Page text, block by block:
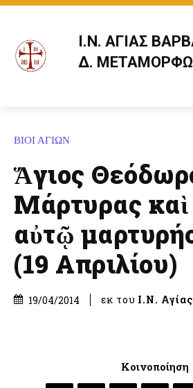
Ι.Ν. ΑΓΙΑΣ
Δ.
ΒΙΟΙ ΑΓΙΩΝ
Ἅγιος
Μάρτυρας καὶ
αὐτῷ
(19 Απριλίου)
19/04/2014 εκ του Ι.Ν.
Κοινοποίηση